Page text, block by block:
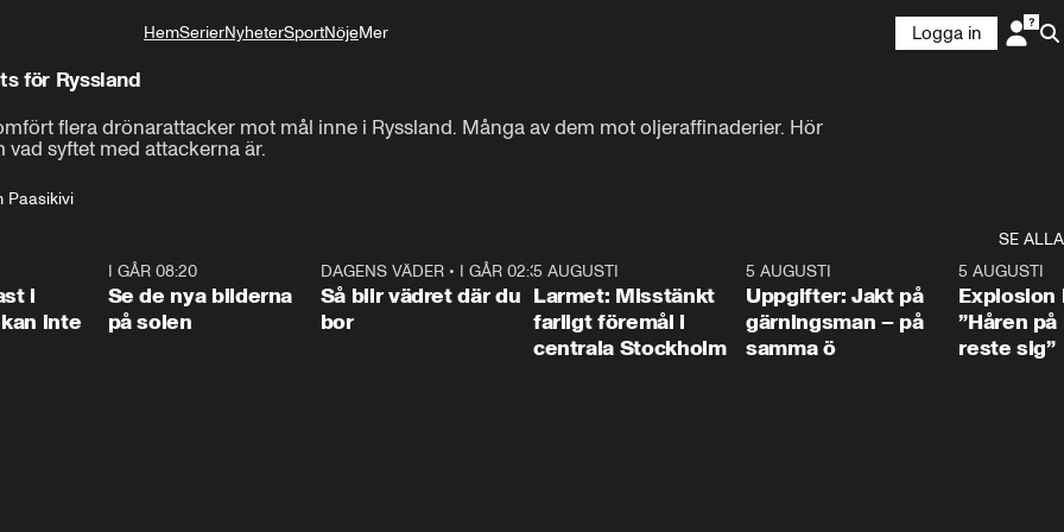
HemSerierNyheterSportNöjeMer
Logga in
för Ryssland
flera drönarattacker mot mål inne i Ryssland. Många av dem mot oljeraffinaderier. Hör
syftet med attackerna är.
Paasikivi
SE ALLA
i
inte
I GÅR 08:20
Se de nya bilderna
på solen
1:06
DAGENS VÄDER• I GÅR 02:30
Så blir vädret där du
bor
0:35
5 AUGUSTI
Larmet: Misstänkt
farligt föremål i
centrala Stockholm
0:33
5 AUGUSTI
Uppgifter: Jakt på
gärningsman – på
samma ö
5 AUGUSTI
Explosion
”Håren
reste sig”